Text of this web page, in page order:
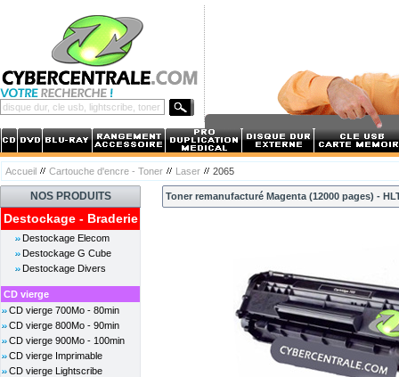
Accueil Cartouche d'encre - Toner Laser 2065
NOS PRODUITS
Destockage - Braderie
Destockage Elecom
Destockage G Cube
Destockage Divers
CD vierge
CD vierge 700Mo - 80min
CD vierge 800Mo - 90min
CD vierge 900Mo - 100min
CD vierge Imprimable
CD vierge Lightscribe
Toner remanufacturé Magenta (12000 pages) -